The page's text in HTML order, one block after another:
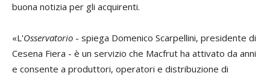
buona notizia per gli acquirenti.
«L'Osservatorio - spiega Domenico Scarpellini, presidente di
Cesena Fiera - è un servizio che Macfrut ha attivato da anni
e consente a produttori, operatori e distribuzione di